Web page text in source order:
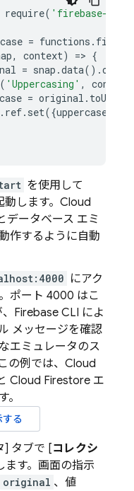
require( 'firebase-
= functions .
, context) => {
= snap .data() .
( 'Uppercasing' , context
= original .
. ref. set({uppercase
を使用して
動します。 Cloud
データベース エミ
作するように自動
にアク
ポート 4000 はこ
Firebase CLI によ
メッセージを確認
エミュレータのス
の例では、 Cloud
Cloud Firestore エ
る
] タブで [コレクシ
ます。画面の指示
original 、値